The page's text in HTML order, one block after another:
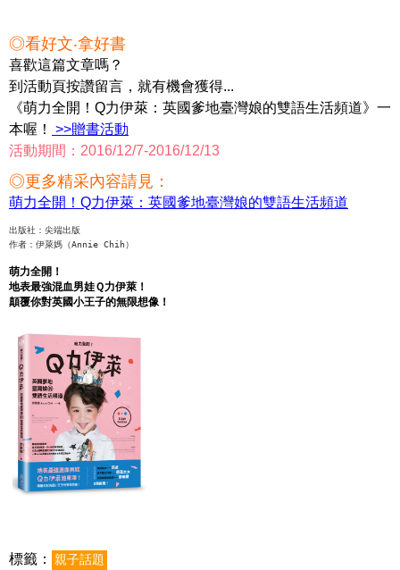
◎看好文‧拿好書
喜歡這篇文章嗎？
到活動頁按讚留言，就有機會獲得...
《萌力全開！Q力伊萊：英國爹地臺灣娘的雙語生活頻道》一
本喔！
>>贈書活動
活動期間：2016/12/7-2016/12/13
◎更多精采內容請見：
萌力全開！Q力伊萊：英國爹地臺灣娘的雙語生活頻道
出版社：尖端出版
作者：伊萊媽（Annie Chih）
萌力全開！
地表最強混血男娃Ｑ力伊萊！
顛覆你對英國小王子的無限想像！
標籤： 親子話題